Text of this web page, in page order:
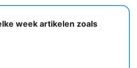
week artikelen zoals